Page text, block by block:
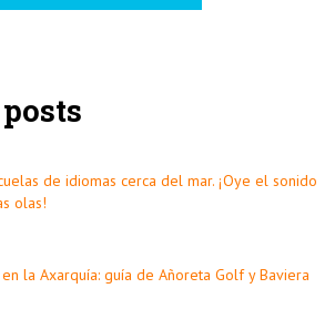
de idiomas cerca del mar. ¡Oye el sonido
olas!
la Axarquía: guía de Añoreta Golf y Baviera